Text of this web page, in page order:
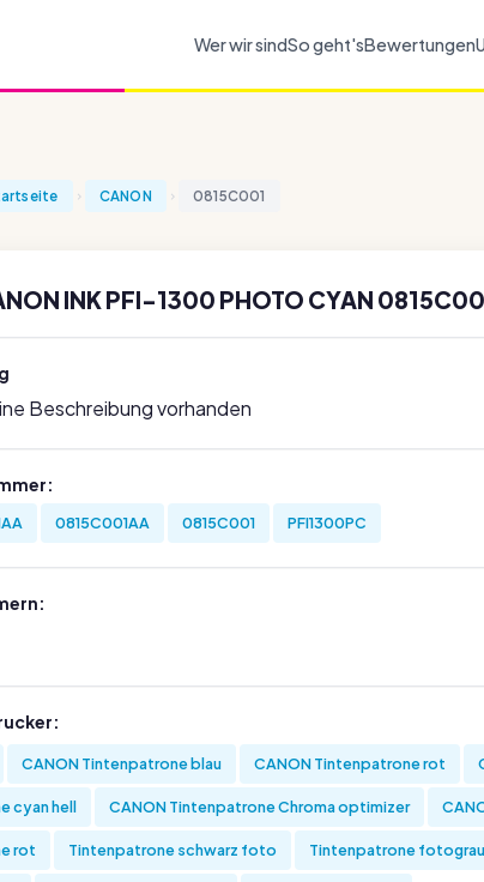
Wer wir sindSo geht'sBewertungen
CANON 0815C001
INK PFI-1300 PHOTO CYAN
Beschreibung vorhanden
0815C001AA 0815C001 PFI1300PC
CANON Tintenpatrone blau CANON Tintenpatrone rot
cyan hell CANON Tintenpatrone Chroma optimizer
rot Tintenpatrone schwarz foto Tintenpatrone fotograu